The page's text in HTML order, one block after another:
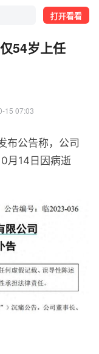
打开看看
54岁上任
15 07:03
布公告称，公司
月14日因病逝